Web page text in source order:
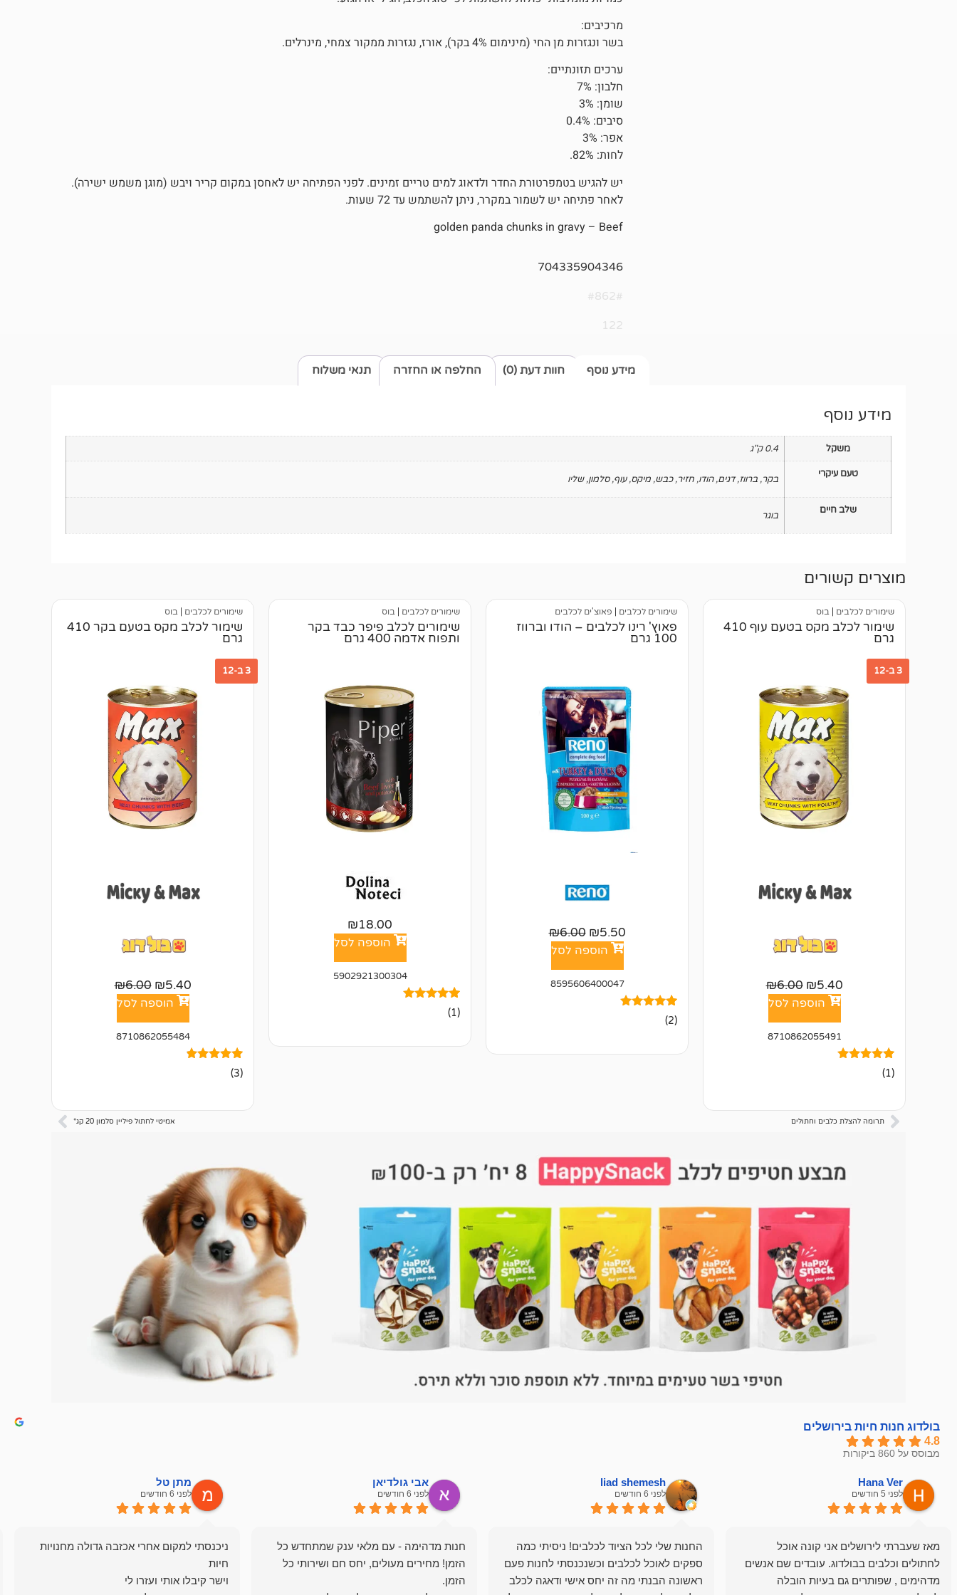
מרכיבים:
בשר ונגזרות מן החי (מינימום 4% בקר), אורז, נגזרות ממקור צמחי, מינרלים.
ערכים תזונתיים:
חלבון: 7%
שומן: 3%
סיבים: 0.4%
אפר: 3%
לחות: 82%.
יש להגיש בטמפרטורת החדר ולדאוג למים טריים זמינים. לפני הפתיחה יש לאחסן במקום קריר ויבש (מוגן משמש ישירה).
לאחר פתיחה יש לשמור במקרר, ניתן להשתמש עד 72 שעות.
golden panda chunks in gravy – Beef
704335904346
#862#
122
מידע נוסף תנאי משלוח חוות דעת (0) החלפה או החזרה
מידע נוסף
משקל 0.4 ק"ג
טעם עיקרי בקר, ברווז,דגים,הודו, חזיר,כבש, מיקס,עוף,סלמון,שליו
שלב חיים בוגר
מוצרים קשורים
שימורים לכלבים | בוס
שימור לכלב מקס בטעם עוף 410
גרם
3 ב-12
₪5.40
₪6.00
הוספה לסל
8710862055491
מדורג
5.00
1
דירוגים של
לקוחות
(1)
שימורים לכלבים | פאוצ'ים לכלבים
פאוץ' רינו לכלבים – הודו וברווז
100 גרם
₪5.50
₪6.00
הוספה לסל
8595606400047
מדורגים
5.00
2(2)
שימורים לכלבים | בוס
שימורים לכלב פיפר כבד בקר
ותפוח אדמה 400 גרם
₪18.00
הוספה לסל
5902921300304
מדורג
5.00
1(1)
שימורים לכלבים | בוס
שימור לכלב מקס בטעם בקר 410
גרם
3 ב-12
₪5.40
₪6.00
הוספה לסל
8710862055484
מדורגים
4.67
3
דירוגים של
(3)
תרומה להצלת כלבים וחתולים אמיטי לחתול פיליין סלמון 20 קג*
בולדוג חנות חיות בירושלים
4.8
מבוסס על 860 ביקורות
Hana Ver
לפני 5 חודשים
מאז שעברתי לירושלים אני קונה אוכל
לחתולים וכלבים בבולדוג. עובדים שם אנשים
מדהימים , שפותרים גם בעיות הובלה
liad shemesh
לפני 6 חודשים
החנות שלי לכל הציוד לכלבים! ניסיתי כמה
ספקים לאוכל לכלבים וכשנכנסתי לחנות פעם
ראשונה הבנתי מה זה יחס אישי ודאגה לכלב
אבי גולדיאן
לפני 6 חודשים
חנות מדהימה - עם מלאי ענק שמתחדש כל
הזמן! מחירים מעולים, יחס חם ושירותי כל
מתן טל
לפני 6 חודשים
ניכנסתי למקום אחרי אכזבה גדולה מחנויות